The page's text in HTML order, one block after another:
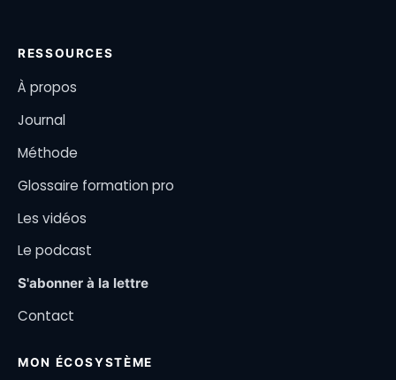
RESSOURCES
À propos
Journal
Méthode
Glossaire formation pro
Les vidéos
Le podcast
S'abonner à la lettre
Contact
MON ÉCOSYSTÈME